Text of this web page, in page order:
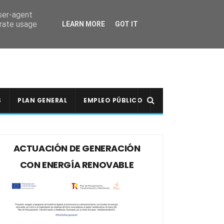
PLAN GENERAL EMPLEO PÚBLICO
ACTUACIÓN DE GENERACIÓN
CON ENERGÍA RENOVABLE
agent
usage
LEARN MORE GOT IT